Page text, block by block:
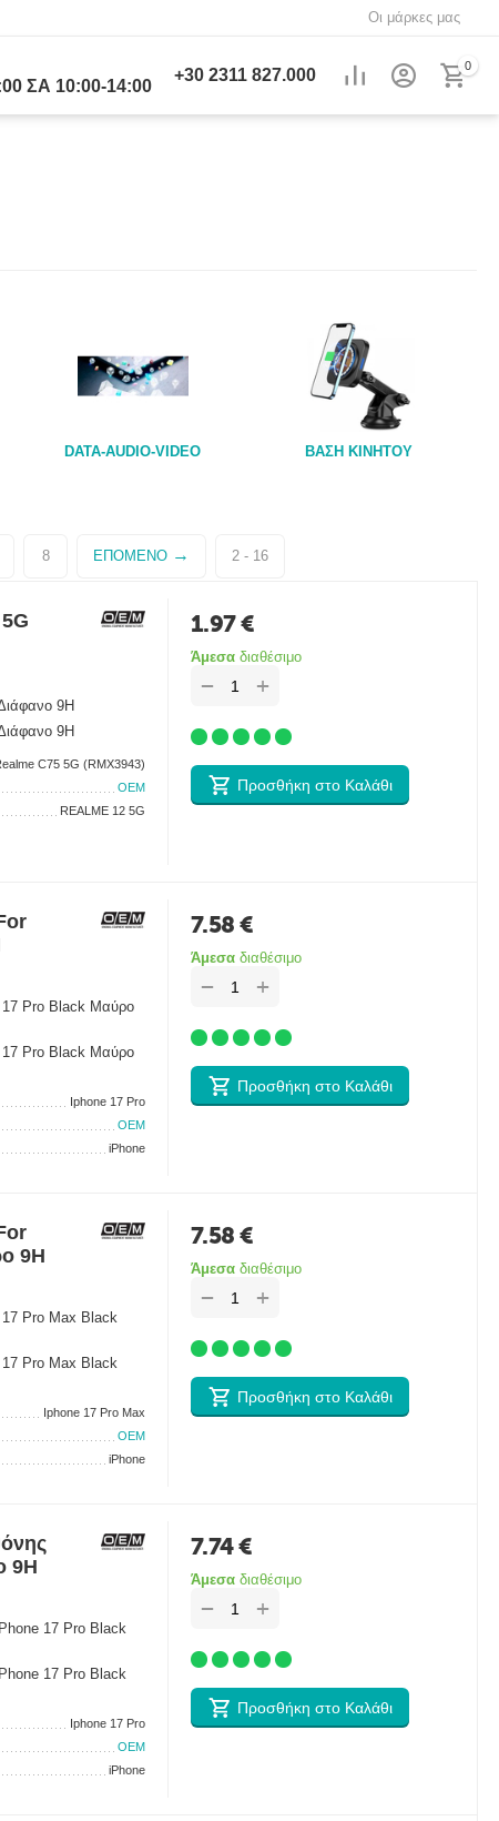
Οι μάρκες μας
ΣΑ 10:00-14:00
+302311 827.000 0
DATA-AUDIO-VIDEO ΒΑΣΗ ΚΙΝΗΤΟΥ
8 ΕΠΌΜΕΝΟ 2 - 16
9H
9H
C75 5G (RMX3943)
OEM
REALME 12 5G
1.97€
Άμεσαδιαθέσιμο
+
−
Προσθήκη στο Καλάθι
17 Pro Black Μαύρο
17 Pro Black Μαύρο
Iphone 17 Pro
OEM
iPhone
7.58 €
Άμεσαδιαθέσιμο
+
−
Προσθήκη στο Καλάθι
9H
17 Pro Max Black
17 Pro Max Black
Iphone 17 Pro Max
OEM
iPhone
7.58 €
Άμεσαδιαθέσιμο
+
−
Προσθήκη στο Καλάθι
9H
17 Pro Black
17 Pro Black
Iphone 17 Pro
OEM
iPhone
7.74€
Άμεσαδιαθέσιμο
+
−
Προσθήκη στο Καλάθι